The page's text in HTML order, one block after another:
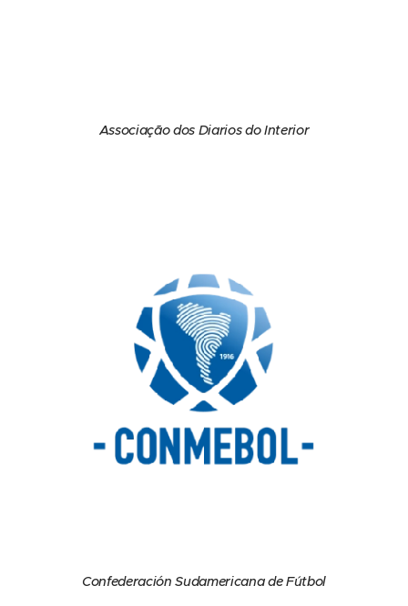
Associação dos Diarios do Interior
Confederación Sudamericana de Fútbol